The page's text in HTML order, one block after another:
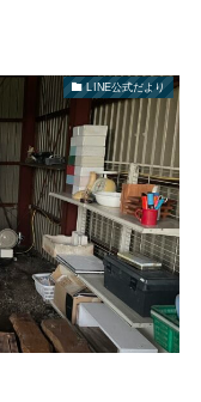
LINE公式だより